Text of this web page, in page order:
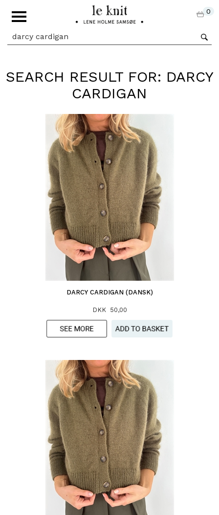
0
SEARCH RESULT FOR: DARCY
CARDIGAN
DARCY CARDIGAN (DANSK)
DKK 50,00